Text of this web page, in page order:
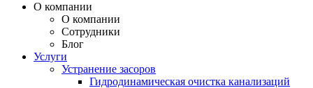
О компании
О компании
Сотрудники
Блог
Услуги
Устранение засоров
Гидродинамическая очистка канализаций